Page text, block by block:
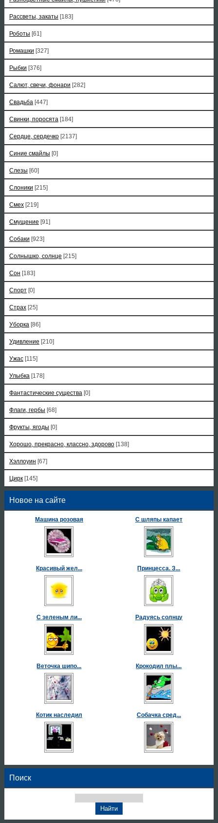
Рассветы, закаты [183]
Роботы [61]
Ромашки [327]
Рыбки [376]
Салют, свечи, фонари [282]
Свадьба [447]
Свинки, поросята [184]
Сердце, сердечко [2137]
Синие смайлы [0]
Слезы [60]
Слоники [215]
Смех [219]
Смущение [91]
Собаки [923]
Солнышко, солнце [215]
Сон [183]
Спорт [0]
Страх [25]
Уборка [86]
Удивление [210]
Ужас [115]
Улыбка [178]
Фантастические существа [0]
Флаги, гербы [68]
Фрукты, ягоды [0]
Хорошо, прекрасно, классно, здорово [138]
Хэллоуин [67]
Цирк [145]
Новое на сайте
Машина розовая С шляпы капает
Красивый жел... Принцесса. З...
С зеленым ли... Радуясь солнцу
Веточка шипо... Крокодил плы...
Котик наследил Собачка сред...
Поиск